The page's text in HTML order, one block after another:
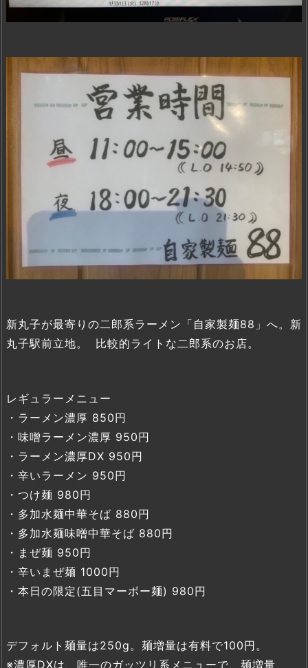
新丸子が最寄りの二郎系ラーメン「自家製麺88」へ。新
丸子駅前立地。 比較的ライトな二郎系のお店。
レギュラーメニュー
・ラーメン濃厚 850円
・味噌ラーメン濃厚 950円
・ラーメン濃厚DX 950円
・辛いラーメン 950円
・つけ麺 980円
・多加水麺中華そば 880円
・多加水麺味噌中華そば 880円
・まぜ麺 950円
・辛いまぜ麺 1000円
・本日の限定(五目マーボー麺) 980円
デフォルト麺量は250g。麺増量は有料で100円。
※濃厚DXは、唯一のガッツリ系メニューで、麺増量